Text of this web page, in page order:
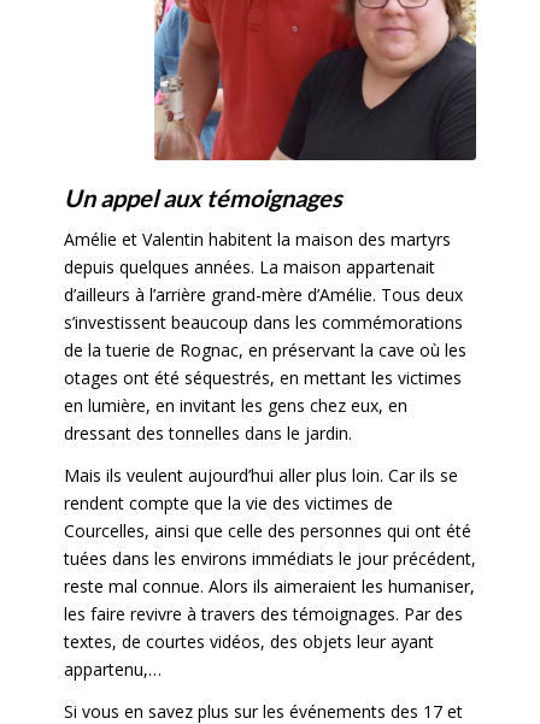
Un appel aux témoignages
Amélie et Valentin habitent la maison des martyrs
depuis quelques années. La maison appartenait
d’ailleurs à l’arrière grand-mère d’Amélie. Tous deux
s’investissent beaucoup dans les commémorations
de la tuerie de Rognac, en préservant la cave où les
otages ont été séquestrés, en mettant les victimes
en lumière, en invitant les gens chez eux, en
dressant des tonnelles dans le jardin.
Mais ils veulent aujourd’hui aller plus loin. Car ils se
rendent compte que la vie des victimes de
Courcelles, ainsi que celle des personnes qui ont été
tuées dans les environs immédiats le jour précédent,
reste mal connue. Alors ils aimeraient les humaniser,
les faire revivre à travers des témoignages. Par des
textes, de courtes vidéos, des objets leur ayant
appartenu,…
Si vous en savez plus sur les événements des 17 et